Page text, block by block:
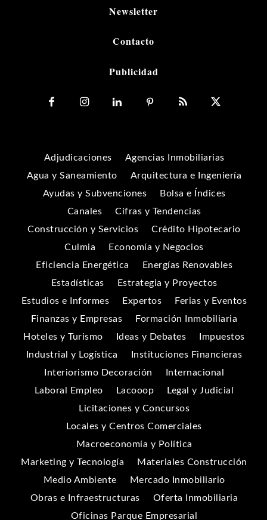
Newsletter
Contacto
Publicidad
Adjudicaciones
Agencias Inmobiliarias
Agua y Saneamiento
Arquitectura e Ingeniería
Ayudas y Subvenciones
Bolsa e Índices
Canales
Cifras y Tendencias
Construcción y Servicios
Crédito Hipotecario
Culmia
Economía y Negocios
Eficiencia Energética
Energías Renovables
Estadísticas
Estrategia y Proyectos
Estudios e Informes
Expertos
Ferias y Eventos
Finanzas y Empresas
Formación Inmobiliaria
Hoteles y Turismo
Ideas y Debates
Impuestos
Industrial y Logística
Instituciones Financieras
Interiorismo Decoración
Internacional
Laboral Empleo
Lacooop
Legal y Judicial
Licitaciones y Concursos
Locales y Centros Comerciales
Macroeconomía y Política
Marketing y Tecnología
Materiales Construcción
Medio Ambiente
Mercado Inmobiliario
Obras e Infraestructuras
Oferta Inmobiliaria
Oficinas Parque Empresarial